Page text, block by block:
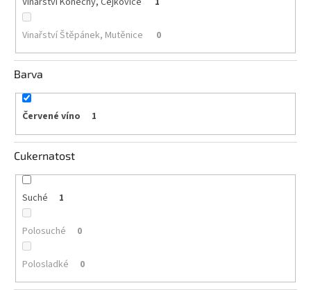
nabídka
Poslední
láhve
skladem
Cuvée
vína
Vína
podle
jakosti
Víno
podle
obsahu
cukru
Vinařství Štěpánek, Mutěnice 0
Barva
Červené víno 1
Cukernatost
Suché 1
Polosuché 0
Polosladké 0